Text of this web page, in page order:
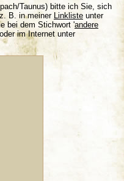
Taunus) bitte ich Sie, sich
B. in meiner Linkliste unter
bei dem Stichwort 'andere
im Internet unter